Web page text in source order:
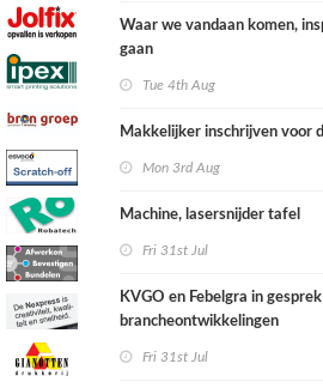
Waar we vandaan komen,
gaan
Tue 4th Aug
Makkelijker inschrijven voor
Mon 3rd Aug
Machine, lasersnijder tafel
Fri 31st Jul
KVGO en Febelgra in
brancheontwikkelingen
Fri 31st Jul